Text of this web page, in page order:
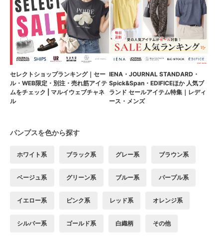
セレクトショップランキング｜セー
ル・WEB限定・別注・売れ筋アイテ
ムをチェック | マルイウェブチャネ
ル
IENA・JOURNAL STANDARD・
Spick&Span・EDIFICEほか 人気ブ
ランド セールアイテム特集｜レディ
ース・メンズ
パンプスを色から探す
ホワイト系 ブラック系 グレー系 ブラウン系
ベージュ系 グリーン系 ブルー系 パープル系
イエロー系 ピンク系 レッド系 オレンジ系
シルバー系 ゴールド系 白織柄 その他